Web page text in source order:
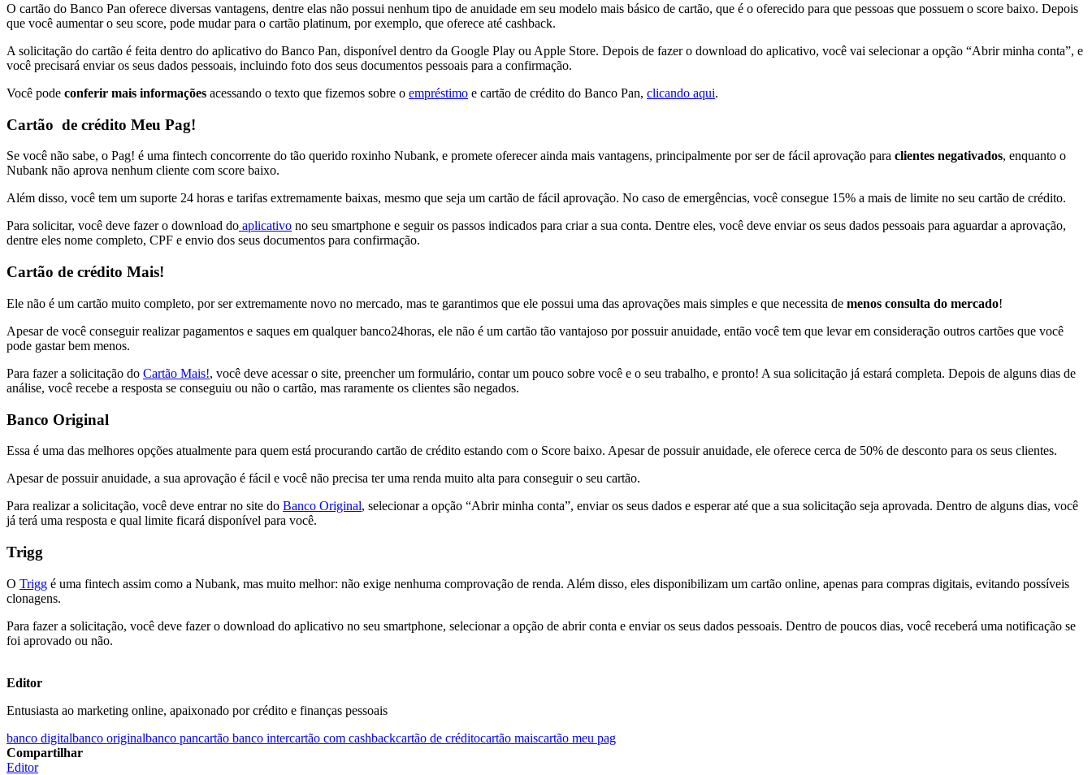
O cartão do Banco Pan oferece diversas vantagens, dentre elas não possui nenhum tipo de anuidade em seu modelo mais básico de cartão, que é o oferecido para que pessoas que possuem o score baixo. Depois
que você aumentar o seu score, pode mudar para o cartão platinum, por exemplo, que oferece até cashback.
A solicitação do cartão é feita dentro do aplicativo do Banco Pan, disponível dentro da Google Play ou Apple Store. Depois de fazer o download do aplicativo, você vai selecionar a opção “Abrir minha conta”, e
você precisará enviar os seus dados pessoais, incluindo foto dos seus documentos pessoais para a confirmação.
Você pode conferir mais informações acessando o texto que fizemos sobre o empréstimo e cartão de crédito do Banco Pan, clicando aqui.
Cartão de crédito Meu Pag!
Se você não sabe, o Pag! é uma fintech concorrente do tão querido roxinho Nubank, e promete oferecer ainda mais vantagens, principalmente por ser de fácil aprovação para clientes negativados, enquanto o
Nubank não aprova nenhum cliente com score baixo.
Além disso, você tem um suporte 24 horas e tarifas extremamente baixas, mesmo que seja um cartão de fácil aprovação. No caso de emergências, você consegue 15% a mais de limite no seu cartão de crédito.
Para solicitar, você deve fazer o download do aplicativo no seu smartphone e seguir os passos indicados para criar a sua conta. Dentre eles, você deve enviar os seus dados pessoais para aguardar a aprovação,
dentre eles nome completo, CPF e envio dos seus documentos para confirmação.
Cartão de crédito Mais!
Ele não é um cartão muito completo, por ser extremamente novo no mercado, mas te garantimos que ele possui uma das aprovações mais simples e que necessita de menos consulta do mercado!
Apesar de você conseguir realizar pagamentos e saques em qualquer banco24horas, ele não é um cartão tão vantajoso por possuir anuidade, então você tem que levar em consideração outros cartões que você
pode gastar bem menos.
Para fazer a solicitação do Cartão Mais!, você deve acessar o site, preencher um formulário, contar um pouco sobre você e o seu trabalho, e pronto! A sua solicitação já estará completa. Depois de alguns dias de
análise, você recebe a resposta se conseguiu ou não o cartão, mas raramente os clientes são negados.
Banco Original
Essa é uma das melhores opções atualmente para quem está procurando cartão de crédito estando com o Score baixo. Apesar de possuir anuidade, ele oferece cerca de 50% de desconto para os seus clientes.
Apesar de possuir anuidade, a sua aprovação é fácil e você não precisa ter uma renda muito alta para conseguir o seu cartão.
Para realizar a solicitação, você deve entrar no site do Banco Original, selecionar a opção “Abrir minha conta”, enviar os seus dados e esperar até que a sua solicitação seja aprovada. Dentro de alguns dias, você
já terá uma resposta e qual limite ficará disponível para você.
Trigg
O Trigg é uma fintech assim como a Nubank, mas muito melhor: não exige nenhuma comprovação de renda. Além disso, eles disponibilizam um cartão online, apenas para compras digitais, evitando possíveis
clonagens.
Para fazer a solicitação, você deve fazer o download do aplicativo no seu smartphone, selecionar a opção de abrir conta e enviar os seus dados pessoais. Dentro de poucos dias, você receberá uma notificação se
foi aprovado ou não.
Editor
Entusiasta ao marketing online, apaixonado por crédito e finanças pessoais
banco digitalbanco originalbanco pancartão banco intercartão com cashbackcartão de créditocartão maiscartão meu pag
Compartilhar
Editor